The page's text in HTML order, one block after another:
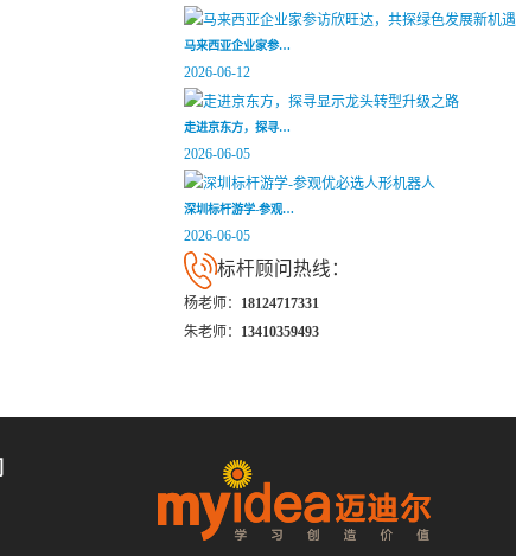
马来西亚企业家参…
2026-06-12
走进京东方，探寻…
2026-06-05
深圳标杆游学-参观…
2026-06-05
标杆顾问热线：
杨老师： 18124717331
朱老师： 13410359493